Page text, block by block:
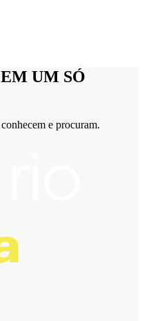
EM UM SÓ
e procuram.